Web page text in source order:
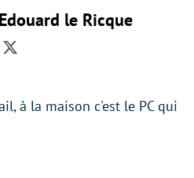
Edouard le Ricque
Twitter
à la maison c'est le PC qui